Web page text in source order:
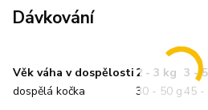
Dávkování
Věk váha v dospělosti 2 - 3 kg 3 -
dospělá kočka
30 - 50 g45 -